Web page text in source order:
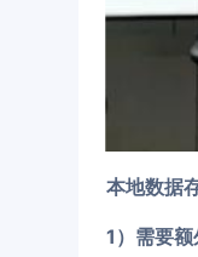
本地数据
1）需要